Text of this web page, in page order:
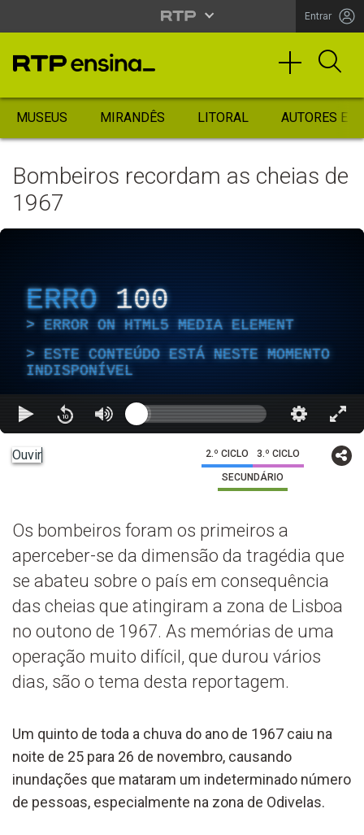
Entrar
MUSEUS MIRANDÊS LITORAL AUTORES
Bombeiros recordam as cheias de
1967
ERRO 100
ERROR ON HTML5 MEDIA ELEMENT
ESTE CONTEÚDO ESTÁ NESTE MOMENTO
INDISPONÍVEL
Ouvir 2.º CICLO 3.º CICLO
SECUNDÁRIO
Os bombeiros foram os primeiros a
aperceber-se da dimensão da tragédia que
se abateu sobre o país em consequência
das cheias que atingiram a zona de Lisboa
no outono de 1967. As memórias de uma
operação muito difícil, que durou vários
dias, são o tema desta reportagem.
Um quinto de toda a chuva do ano de 1967 caiu na
noite de 25 para 26 de novembro, causando
inundações que mataram um indeterminado número
de pessoas, especialmente na zona de Odivelas.